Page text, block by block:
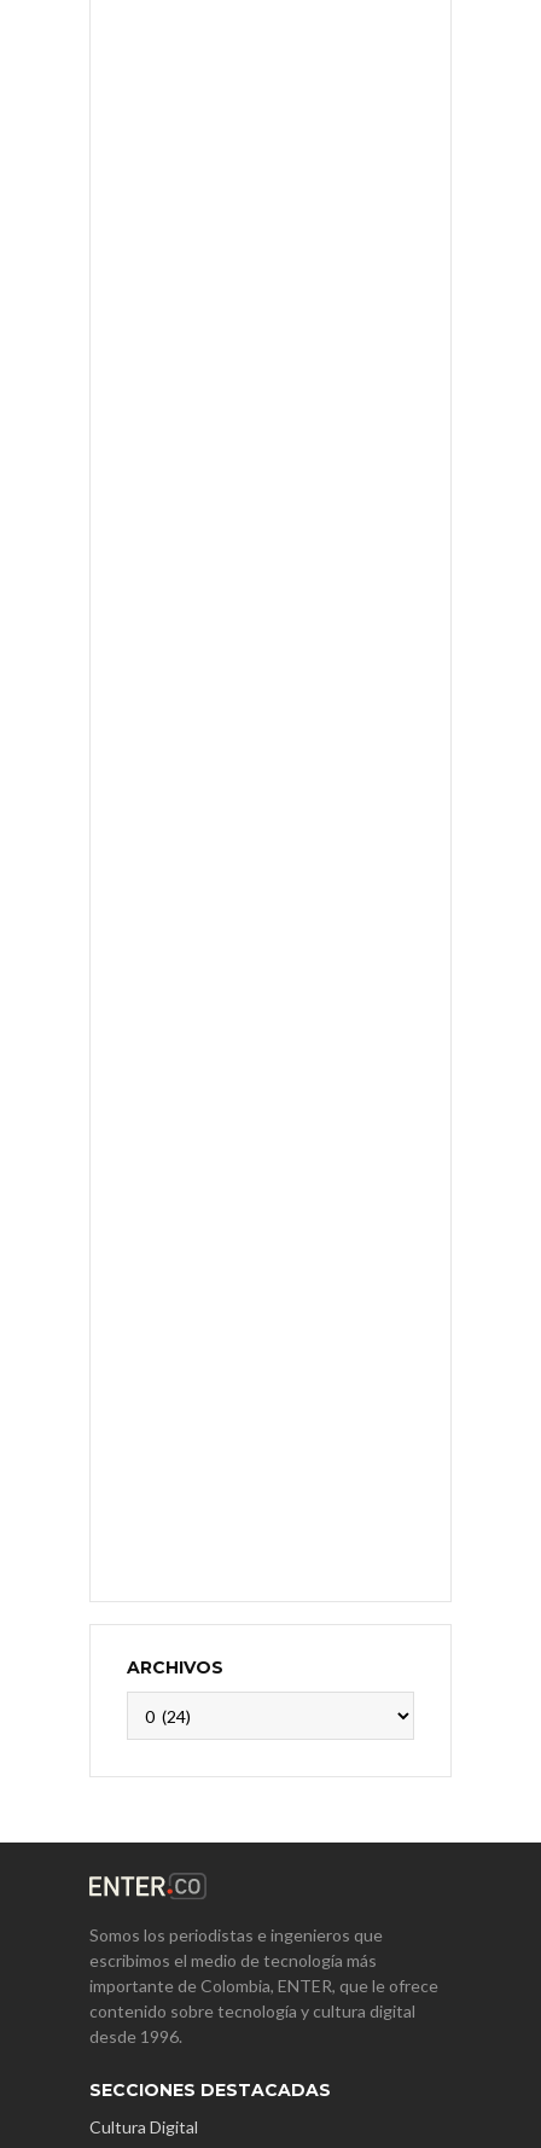
ARCHIVOS
Somos los periodistas e ingenieros que
escribimos el medio de tecnología más
importante de Colombia, ENTER, que le ofrece
contenido sobre tecnología y cultura digital
desde 1996.
SECCIONES DESTACADAS
Cultura Digital